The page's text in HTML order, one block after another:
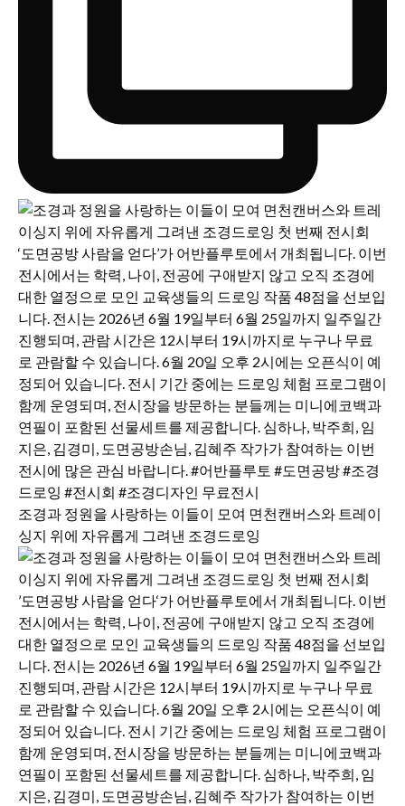
조경과 정원을 사랑하는 이들이 모여 면천캔버스와 트레이
싱지 위에 자유롭게 그려낸 조경드로잉